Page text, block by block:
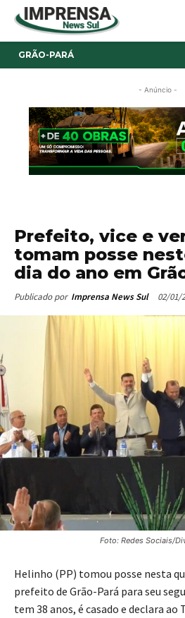
GRÃO-PARÁ
- Anúncio -
Prefeito, vice e
tomam posse
dia do ano em
Publicado por Imprensa News Sul 02/01/
Foto: Redes Sociais/
Helinho (PP) tomou posse nesta
prefeito de Grão-Pará para seu
tem 38 anos, é casado e declara ao